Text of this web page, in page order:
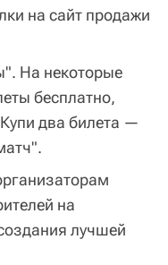
на сайт продажи
На некоторые
бесплатно,
два билета —
на
лучшей